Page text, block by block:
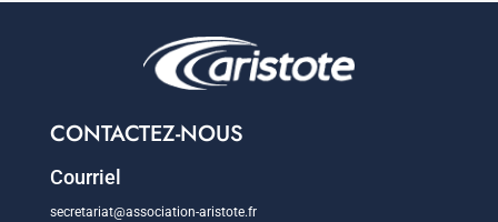
CONTACTEZ-NOUS
Courriel
secretariat@association-aristote.fr